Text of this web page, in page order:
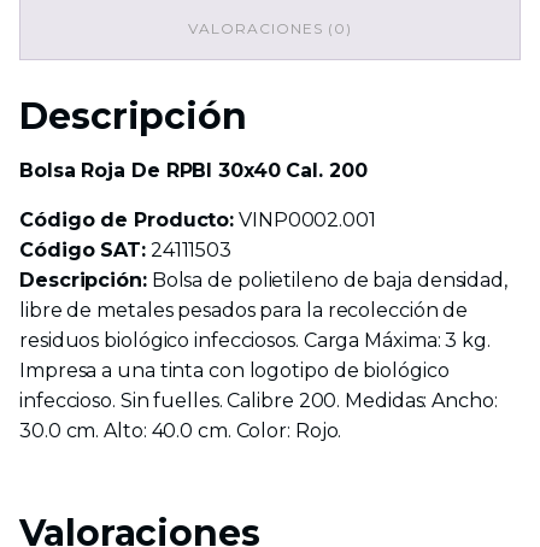
VALORACIONES (0)
Descripción
Bolsa Roja De RPBI 30x40 Cal. 200
Código de Producto: VINP0002.001
Código SAT:24111503
Descripción:Bolsa de polietileno de baja densidad,
libre de metales pesados para la recolección de
residuos biológico infecciosos. Carga Máxima: 3 kg.
Impresa a una tinta con logotipo de biológico
infeccioso. Sin fuelles. Calibre 200. Medidas: Ancho:
30.0 cm. Alto: 40.0 cm. Color: Rojo.
Valoraciones